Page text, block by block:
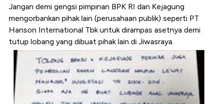
Jangan demi gengsi pimpinan BPK RI dan Kejagung
mengorbankan pihak lain (perusahaan publik) seperti PT
Hanson International Tbk untuk dirampas asetnya demi
tutup lobang yang dibuat pihak lain di Jiwasraya.